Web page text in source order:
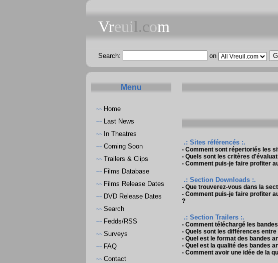
Vreuil.com
Search: on
Menu
~~ Home
~~ Last News
~~ In Theatres
~~ Coming Soon
~~ Trailers & Clips
~~ Films Database
~~ Films Release Dates
~~ DVD Release Dates
~~ Search
~~ Fedds/RSS
~~ Surveys
~~ FAQ
~~ Contact
.: Sites référencés :.
- Comment sont répertoriés les
- Quels sont les critères
- Comment puis-je faire profiter
.: Section Downloads :.
- Que trouverez-vous dans la
- Comment puis-je faire profiter
?
.: Section Trailers :.
- Comment téléchargé les
- Quels sont les différences entre
- Quel est le format des bandes
- Quel est la qualité des bandes
- Comment avoir une idée de la